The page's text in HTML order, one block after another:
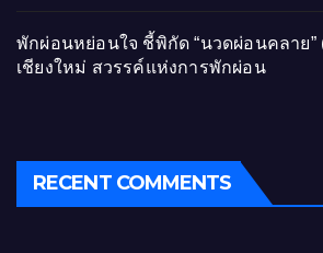
พักผ่อนหย่อนใจ ชี้พิกัด “นวดผ่อนคลาย”
เชียงใหม่ สวรรค์แห่งการพักผ่อน
RECENT COMMENTS